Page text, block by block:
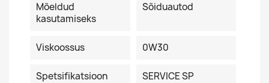
Mõeldud
kasutamiseks
Sõiduautod
Viskoossus 0W30
Spetsifikatsioon SERVICE SP